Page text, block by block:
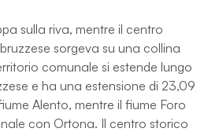
sulla riva, mentre il centro
sorgeva su una collina
comunale si estende lungo
e ha una estensione di 23,09
Alento, mentre il fiume Foro
con Ortona. Il centro storico